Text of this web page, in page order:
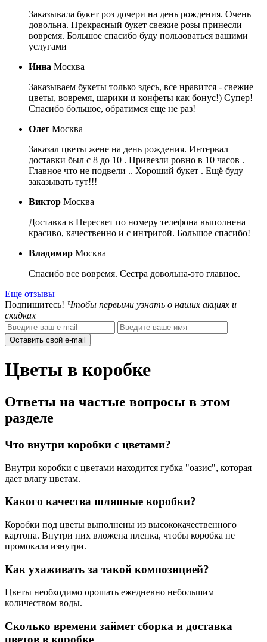
Заказывала букет роз дочери на день рождения. Очень
довольна. Прекрасный букет свежие розы принесли
вовремя. Большое спасибо буду пользоваться вашими
услугами
Инна Москва
Заказываем букеты только здесь, все нравится - свежие
цветы, вовремя, шарики и конфеты как бонус!) Супер!
Спасибо большое, обратимся еще не раз!
Олег Москва
Заказал цветы жене на день рождения. Интервал
доставки был с 8 до 10 . Привезли ровно в 10 часов .
Главное что не подвели .. Хороший букет . Ещё буду
заказывать тут!!!
Виктор Москва
Доставка в Пересвет по номеру телефона выполнена
красиво, качественно и с интригой. Большое спасибо!
Владимир Москва
Спасибо все вовремя. Сестра довольна-это главное.
Еще отзывы
Подпишитесь! Чтобы первыми узнать о наших акциях и
скидках
Оставить свой e-mail
Цветы в коробке
Ответы на частые вопросы в этом
разделе
Что внутри коробки с цветами?
Внутри коробки с цветами находится губка "оазис", которая
дает влагу цветам.
Какого качества шляпные коробки?
Коробки под цветы выполнены из высококачественного
картона. Внутри них вложена пленка, чтобы коробка не
промокала изнутри.
Как ухаживать за такой композицией?
Цветы необходимо орошать ежедневно небольшим
количеством воды.
Сколько времени займет сборка и доставка
цветов в коробке